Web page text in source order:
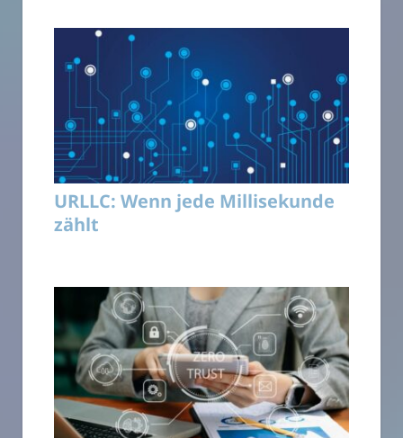
URLLC: Wenn jede Millisekunde
zählt